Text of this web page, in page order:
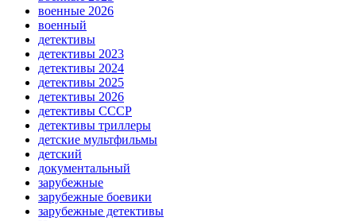
военные 2026
военный
детективы
детективы 2023
детективы 2024
детективы 2025
детективы 2026
детективы СССР
детективы триллеры
детские мультфильмы
детский
документальный
зарубежные
зарубежные боевики
зарубежные детективы